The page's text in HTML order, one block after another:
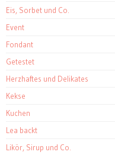
Eis, Sorbet und Co.
Event
Fondant
Getestet
Herzhaftes und Delikates
Kekse
Kuchen
Lea backt
Likör, Sirup und Co.